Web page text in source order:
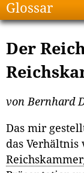
Glossar
Der
von Bernhard
Das mir
das